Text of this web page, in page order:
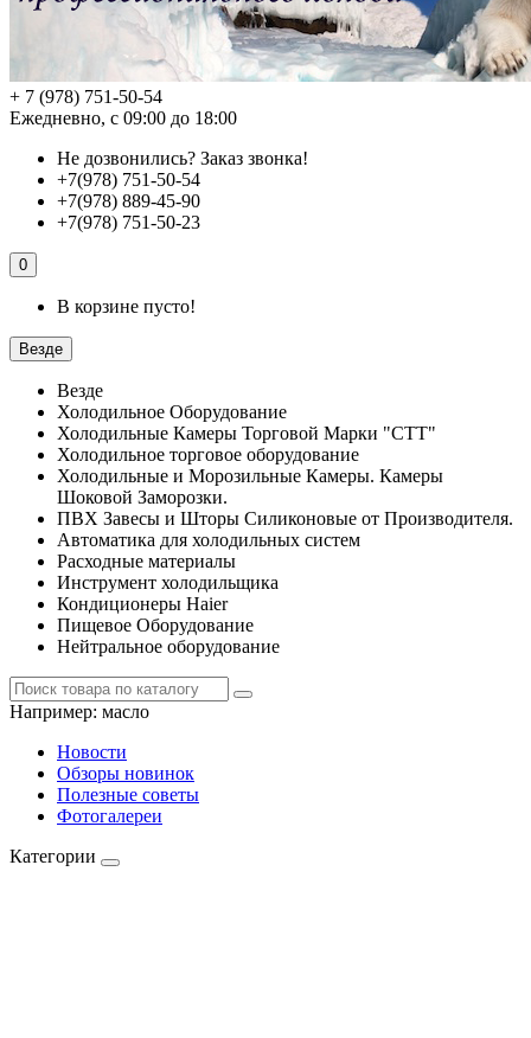
+ 7 (978) 751-50-54
Ежедневно, с 09:00 до 18:00
Не дозвонились? Заказ звонка!
+7(978) 751-50-54
+7(978) 889-45-90
+7(978) 751-50-23
0
В корзине пусто!
Везде
Везде
Холодильное Оборудование
Холодильные Камеры Торговой Марки "СТТ"
Холодильное торговое оборудование
Холодильные и Морозильные Камеры. Камеры
Шоковой Заморозки.
ПВХ Завесы и Шторы Силиконовые от Производителя.
Автоматика для холодильных систем
Расходные материалы
Инструмент холодильщика
Кондиционеры Haier
Пищевое Оборудование
Нейтральное оборудование
Например: масло
Новости
Обзоры новинок
Полезные советы
Фотогалереи
Категории